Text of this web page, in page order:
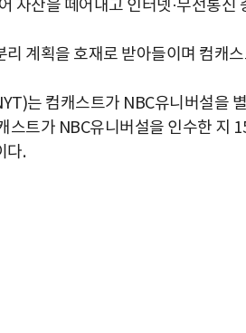
자산을 떼어내고 인터넷·무선통
리 계획을 호재로 받아들이며 컴캐
는 컴캐스트가 NBC유니버설을
스트가 NBC유니버설을 인수한 지
다.